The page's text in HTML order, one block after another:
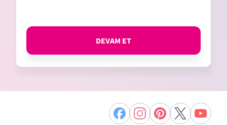
DEVAM ET